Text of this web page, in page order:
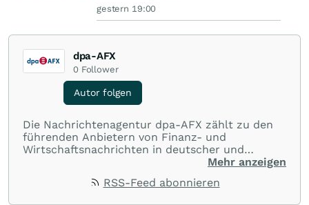
gestern 19:00
dpa-AFX
0 Follower
Autor folgen
Die Nachrichtenagentur dpa-AFX zählt zu den
führenden Anbietern von Finanz- und
Wirtschaftsnachrichten in deutscher und
englischer Sprache. Gestützt auf ein
dpa-AFX unabhängig, zuverlässig und schnell
Mehr anzeigen
RSS-Feed abonnieren